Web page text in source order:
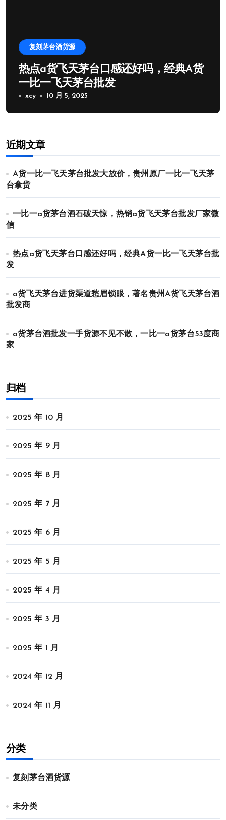
复刻茅台酒货源
热点a货飞天茅台口感还好吗，经典A货
一比一飞天茅台批发
xcy 10 月 5, 2025
近期文章
A货一比一飞天茅台批发大放价，贵州原厂一比一飞天茅
台拿货
一比一a货茅台酒石破天惊，热销a货飞天茅台批发厂家微
信
热点a货飞天茅台口感还好吗，经典A货一比一飞天茅台批
发
a货飞天茅台进货渠道愁眉锁眼，著名贵州A货飞天茅台酒
批发商
a货茅台酒批发一手货源不见不散，一比一a货茅台53度商
家
归档
2025 年 10 月
2025 年 9 月
2025 年 8 月
2025 年 7 月
2025 年 6 月
2025 年 5 月
2025 年 4 月
2025 年 3 月
2025 年 1 月
2024 年 12 月
2024 年 11 月
分类
复刻茅台酒货源
未分类